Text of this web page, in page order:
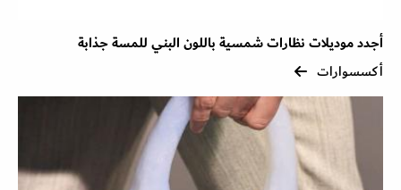
أجدد موديلات نظارات شمسية باللون البني للمسة جذابة
أكسسوارات